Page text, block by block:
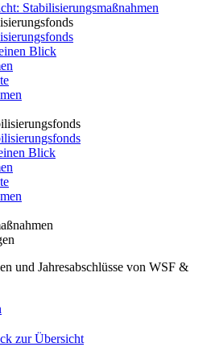
Stabilisierungsmaßnahmen
Blick
Blick
und Jahresabschlüsse von WSF &
zur Übersicht